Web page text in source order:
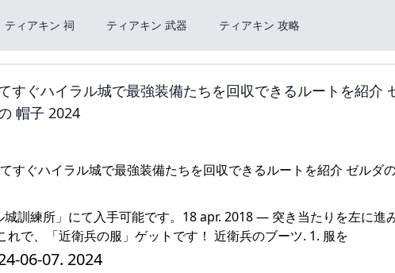
ティアキン 祠 ティアキン 武器 ティアキン 攻略
すぐハイラル城で最強装備たちを回収できるルートを紹介
帽子 2024
訓練所」にて入手可能です。18 apr. 2018 — 突き当たりを左に進
れで、「近衛兵の服」ゲットです！ 近衛兵のブーツ. 1. 服を
06-07. 2024